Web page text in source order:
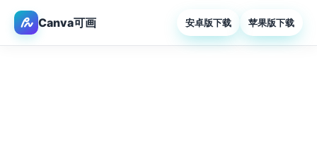
Canva可画 安卓版下载 苹果版下载